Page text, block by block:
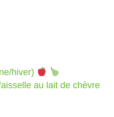
hiver)
au lait de chèvre